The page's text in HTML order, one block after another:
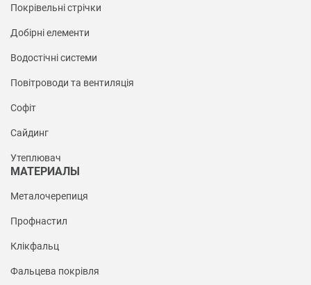
Покрівельні стрічки
Добірні елементи
Водостічні системи
Повітроводи та вентиляція
Софіт
Сайдинг
Утеплювач
МАТЕРИАЛЫ
Металочерепиця
Профнастил
Клікфальц
Фальцева покрівля